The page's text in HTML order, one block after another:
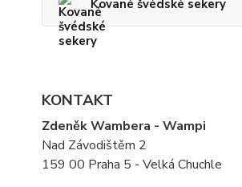
Kované švédské sekery
KONTAKT
Zdeněk Wambera - Wampi
Nad Závodištěm 2
159 00 Praha 5 - Velká Chuchle